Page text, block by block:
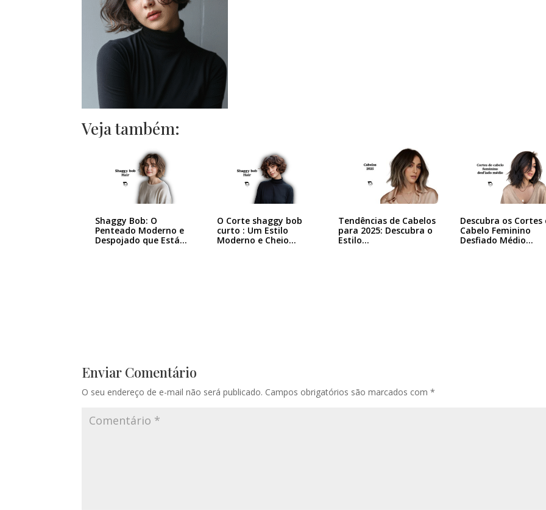
Veja também:
Shaggy Bob: O
Penteado Moderno e
Despojado que Está…
O Corte shaggy bob
curto : Um Estilo
Moderno e Cheio…
Tendências de Cabelos
para 2025: Descubra o
Estilo…
Descubra os Cortes
Cabelo Feminino
Desfiado Médio…
Enviar Comentário
O seu endereço de e-mail não será publicado. Campos obrigatórios são marcados com*